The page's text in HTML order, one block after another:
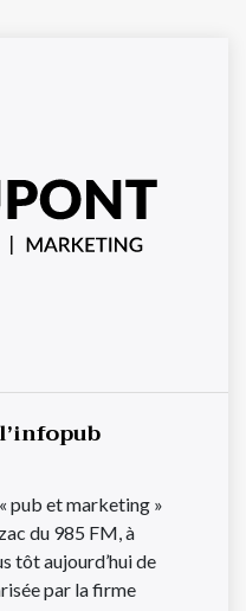
pub et marketing »
du 985 FM, à
tôt aujourd’hui de
par la firme